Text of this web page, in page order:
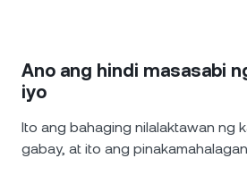
Ano ang hindi masasabi
iyo
Ito ang bahaging nilalaktawan ng
gabay, at ito ang